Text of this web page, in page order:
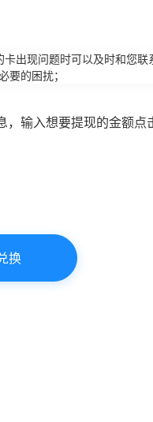
出现问题时可以及时和您联
的困扰；
输入想要提现的金额
换